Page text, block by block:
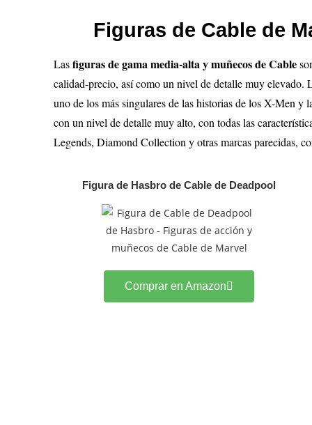
Figuras de Cable de
Lasfiguras de gama media-alta y muñecos de Cable
calidad-precio, así como un nivel de detalle muy elevado.
uno de los más singulares de las historias de los X-Men y
con un nivel de detalle muy alto, con todas las
Legends, Diamond Collection y otras marcas parecidas,
Figura de Hasbro de Cable de Deadpool
Comprar en Amazon